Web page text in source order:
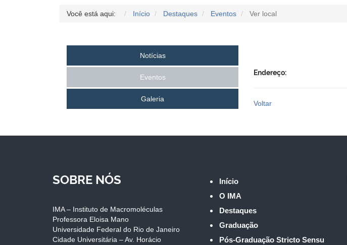
Você está aqui: Início Destaques Eventos Ver local
Notícias
Eventos
Galeria
Endereço:
Voltar
SOBRE NÓS
IMA – Instituto de Macromoléculas
Professora Eloisa Mano
Universidade Federal do Rio de Janeiro
Cidade Universitária – Av. Horácio
Início
O IMA
Destaques
Graduação
Pós-Graduação Stricto Sensu